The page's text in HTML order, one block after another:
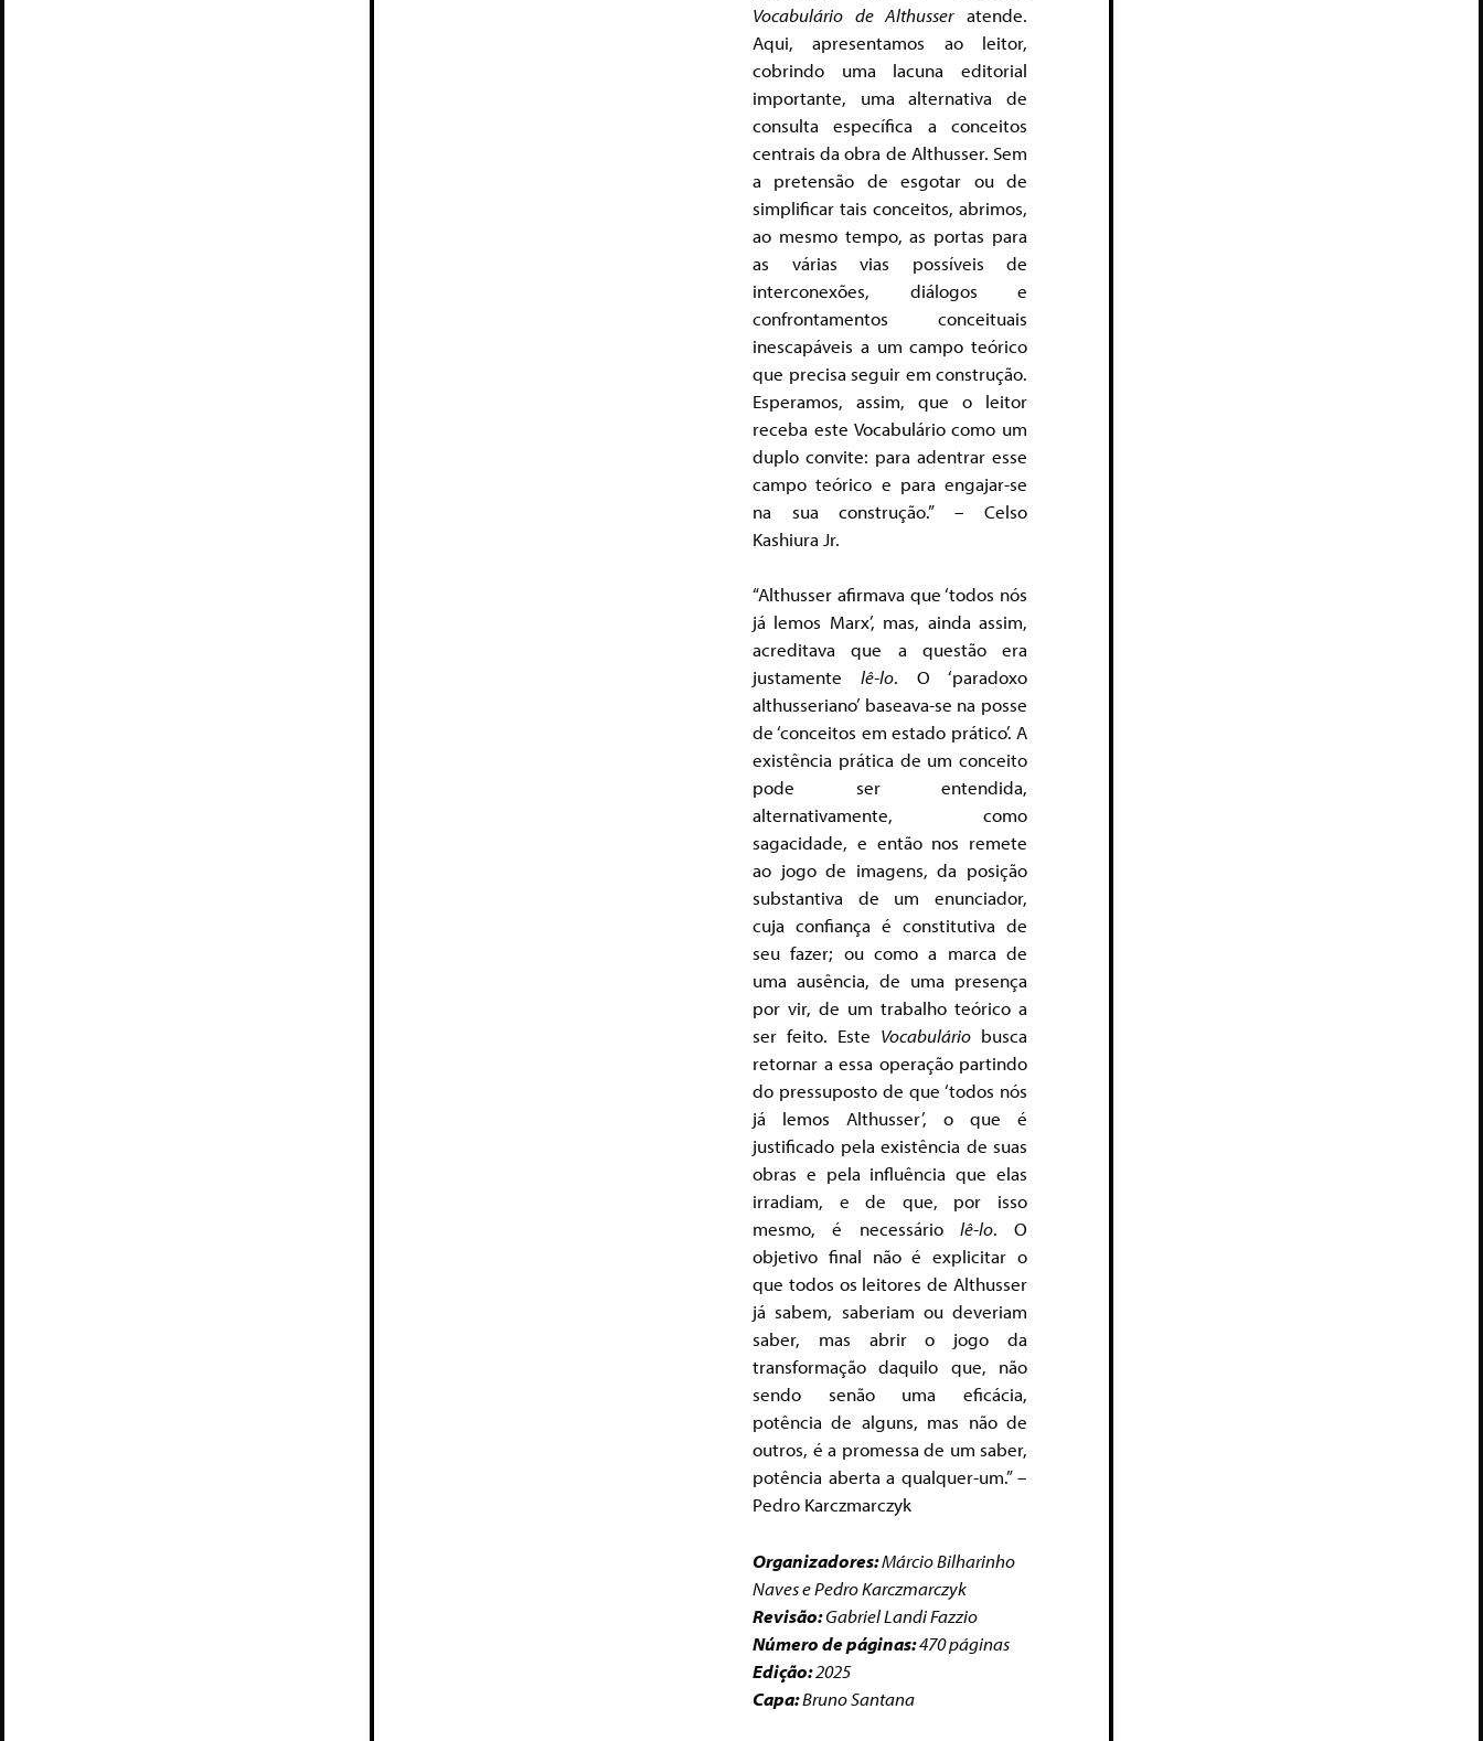
Vocabulário de Althusseratende.
Aqui, apresentamos ao leitor,
cobrindo uma lacuna editorial
importante, uma alternativa de
consulta específica a conceitos
centrais da obra de Althusser. Sem
a pretensão de esgotar ou de
simplificar tais conceitos, abrimos,
ao mesmo tempo, as portas para
as várias vias possíveis de
interconexões, diálogos e
confrontamentos conceituais
inescapáveis a um campo teórico
que precisa seguir em construção.
Esperamos, assim, que o leitor
receba este Vocabulário como um
duplo convite: para adentrar esse
campo teórico e para engajar-se
na sua construção.” – Celso
Kashiura Jr.
“Althusser afirmava que ‘todos nós
já lemos Marx’, mas, ainda assim,
acreditava que a questão era
justamente lê-lo. O ‘paradoxo
althusseriano’ baseava-se na posse
de ‘conceitos em estado prático’. A
existência prática de um conceito
pode ser entendida,
alternativamente, como
sagacidade, e então nos remete
ao jogo de imagens, da posição
substantiva de um enunciador,
cuja confiança é constitutiva de
seu fazer; ou como a marca de
uma ausência, de uma presença
por vir, de um trabalho teórico a
ser feito. Este Vocabulário busca
retornar a essa operação partindo
do pressuposto de que ‘todos nós
já lemos Althusser’, o que é
justificado pela existência de suas
obras e pela influência que elas
irradiam, e de que, por isso
mesmo, é necessário lê-lo. O
objetivo final não é explicitar o
que todos os leitores de Althusser
já sabem, saberiam ou deveriam
saber, mas abrir o jogo da
transformação daquilo que, não
sendo senão uma eficácia,
potência de alguns, mas não de
outros, é a promessa de um saber,
potência aberta a qualquer-um.” –
Pedro Karczmarczyk
Organizadores:Márcio Bilharinho
Naves e Pedro Karczmarczyk
Revisão:Gabriel Landi Fazzio
Número de páginas:470 páginas
Edição:2025
Capa:Bruno Santana